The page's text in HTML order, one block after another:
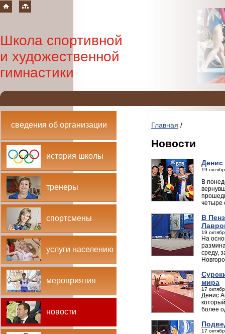
Школа спортивной
и художественной
гимнастики
сведения об организации
история школы
тренеры
спортсмены
услуги населению
мероприятия
новости
Главная /
Новости
Денис
19
В
четыре
В
19
На
среду,
мира
17
Денис
более
17